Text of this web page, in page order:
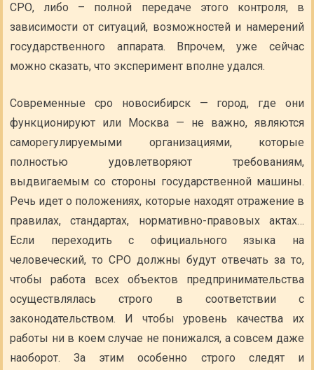
СРО, либо – полной передаче этого контроля, в
зависимости от ситуаций, возможностей и намерений
государственного аппарата. Впрочем, уже сейчас
можно сказать, что эксперимент вполне удался.
Современные сро новосибирск — город, где они
функционируют или Москва — не важно, являются
саморегулируемыми организациями, которые
полностью удовлетворяют требованиям,
выдвигаемым со стороны государственной машины.
Речь идет о положениях, которые находят отражение в
правилах, стандартах, нормативно-правовых актах…
Если переходить с официального языка на
человеческий, то СРО должны будут отвечать за то,
чтобы работа всех объектов предпринимательства
осуществлялась строго в соответствии с
законодательством. И чтобы уровень качества их
работы ни в коем случае не понижался, а совсем даже
наоборот. За этим особенно строго следят и